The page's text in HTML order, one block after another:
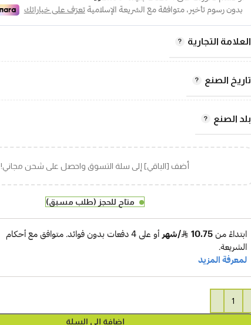
140,00 ر.س.
110,00 ر.س.
العلامة التجارية
تاريخ الصنع
بلد الصنع
أضف [الباقي] إلى سلة التسوق واحصل على شحن مجاني!
متاح للحجز (طلب مسبق)
إضافة إلى السلة